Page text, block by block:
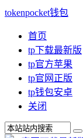
tokenpocket钱包
首页
tp下载最新版
tp官方苹果
tp官网正版
tp钱包安卓
关闭